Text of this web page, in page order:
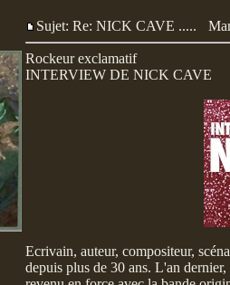
Sujet: Re: NICK CAVE .....
Rockeur exclamatif
INTERVIEW DE NICK CAVE
Ecrivain, auteur, compositeur,
depuis plus de 30 ans. L'an